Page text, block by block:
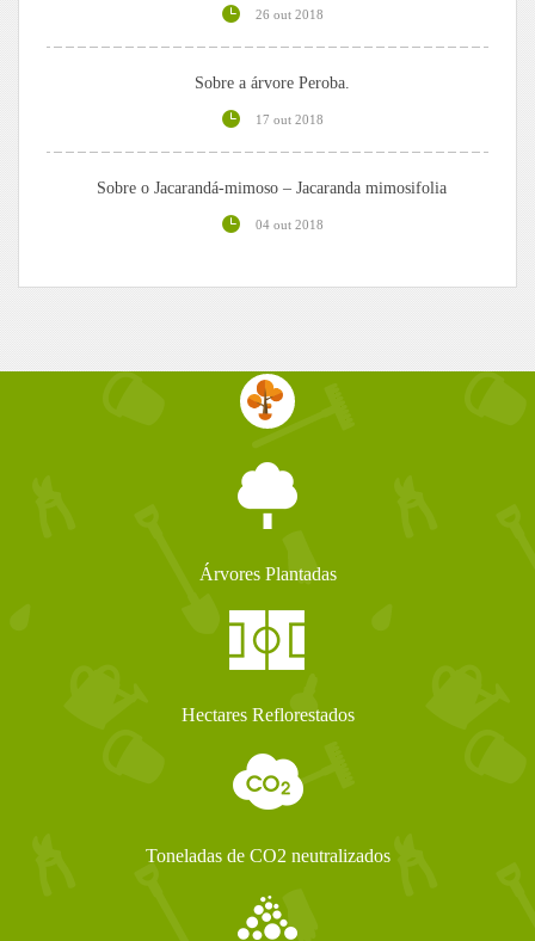
26 out 2018
Sobre a árvore Peroba.
17 out 2018
Sobre o Jacarandá-mimoso – Jacaranda mimosifolia
04 out 2018
Árvores Plantadas
Hectares Reflorestados
Toneladas de CO2 neutralizados